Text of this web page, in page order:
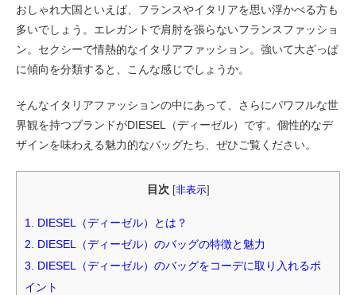
おしゃれ大国といえば、フランスやイタリアを思い浮かべる方も
多いでしょう。エレガントで肩肘を張らないフランスファッショ
ン。セクシーで情熱的なイタリアファッション。強いて大ざっぱ
に傾向を分類すると、こんな感じでしょうか。
そんなイタリアファッションの中にあって、さらにパワフルな世
界観を持つブランドがDIESEL（ディーゼル）です。個性的なデ
ザインを味わえる魅力的なバッグたち、ぜひご覧ください。
目次 非表示]
1. DIESEL（ディーゼル）とは？
2. DIESEL（ディーゼル）のバッグの特徴と魅力
3. DIESEL（ディーゼル）のバッグをコーデに取り入れるポ
イント